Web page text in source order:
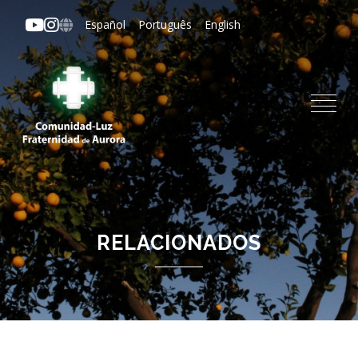
Pasar
al
contenido
principal
Español Português English
RELACIONADOS